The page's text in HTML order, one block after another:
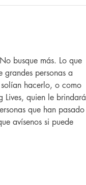
busque más. Lo que
grandes personas a
hacerlo, o como
Lives, quien le brindará
que han pasado
avísenos si puede